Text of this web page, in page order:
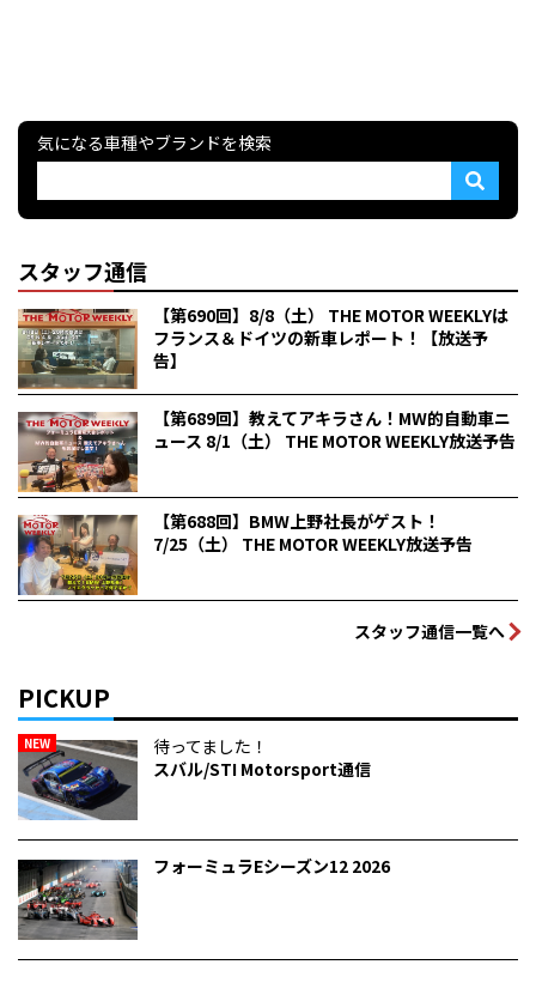
気になる車種やブランドを検索
スタッフ通信
【第690回】8/8（土） THE MOTOR WEEKLYは
フランス＆ドイツの新車レポート！【放送予
告】
【第689回】教えてアキラさん！MW的自動車ニ
ュース 8/1（土） THE MOTOR WEEKLY放送予告
【第688回】BMW上野社長がゲスト！
7/25（土） THE MOTOR WEEKLY放送予告
スタッフ通信一覧へ
PICKUP
NEW
待ってました！
スバル/STI Motorsport通信
フォーミュラEシーズン12 2026